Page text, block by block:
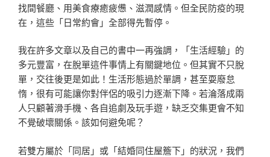
找間餐廳、用美食療癒疲憊、滋潤感情。但全民防疫的現
在，這些「日常約會」全部得先暫停。
我在許多文章以及自己的書中一再強調，「生活經驗」的
多元豐富，在脫單這件事情上有關鍵地位。但其實不只脫
單，交往後更是如此！生活形態過於單調，甚至耍廢怠
惰，很有可能讓你對伴侶的吸引力逐漸下降。若淪落成兩
人只顧著滑手機、各自追劇及玩手遊，缺乏交集更會不知
不覺破壞關係。該如何避免呢？
若雙方屬於「同居」或「結婚同住屋簷下」的狀況，我們